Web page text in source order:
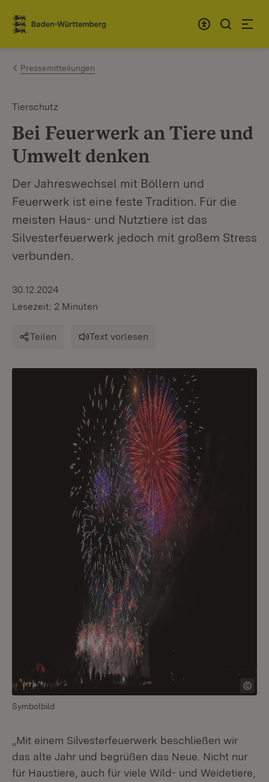
Zum Inhalt springen
Link zur Startseite
Pressemitteilungen
Tierschutz
Bei Feuerwerk an Tiere und
Umwelt denken
Der Jahreswechsel mit Böllern und
Feuerwerk ist eine feste Tradition. Für die
meisten Haus- und Nutztiere ist das
Silvesterfeuerwerk jedoch mit großem Stress
verbunden.
30.12.2024
Lesezeit: 2 Minuten
Teilen Text vorlesen
Symbolbild
„Mit einem Silvesterfeuerwerk beschließen wir
das alte Jahr und begrüßen das Neue. Nicht nur
für Haustiere, auch für viele Wild- und Weidetiere,